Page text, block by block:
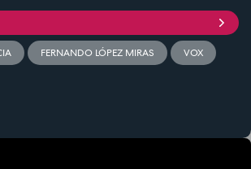
FERNANDO LÓPEZ MIRAS VOX